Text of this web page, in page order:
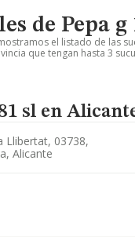
de Pepa g
el listado de las
que tengan hasta 3
sl en
Llibertat, 03738,
Alicante